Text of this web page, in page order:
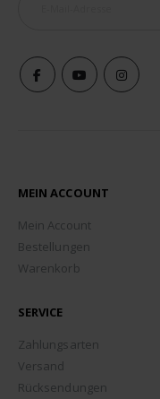
MEIN ACCOUNT
Mein Account
Bestellungen
Warenkorb
SERVICE
Zahlungsarten
Versand
Rücksendungen